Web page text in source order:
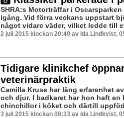
SHRA:s Motorträffar i
igång. Vid förra veckans uppstart
något vidare väder, vilket ledde till
2 juli 2015 klockan 20:49 av Ida Lindkvist,
Tidigare klinikchef
veterinärpraktik
Camilla Kruse har lång erfarenhet
och djur. I badkaret har hon haft en
chinchillor i köket och därtill
3 juli 2015 klockan 08:33 av Ida Lindkvist,